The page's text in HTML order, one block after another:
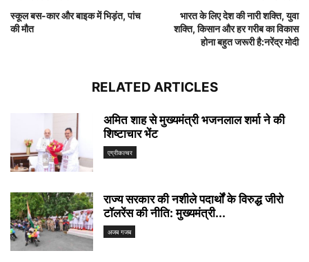
स्कूल बस-कार और बाइक में भिड़ंत, पांच
की मौत
भारत के लिए देश की नारी शक्ति, युवा
शक्ति, किसान और हर गरीब का विकास
होना बहुत जरूरी है:नरेंद्र मोदी
RELATED ARTICLES
अमित शाह से मुख्यमंत्री भजनलाल शर्मा ने की
शिष्टाचार भेंट
एग्रीकल्चर
राज्य सरकार की नशीले पदार्थों के विरुद्ध जीरो
टॉलरेंस की नीति: मुख्यमंत्री...
अजब गजब